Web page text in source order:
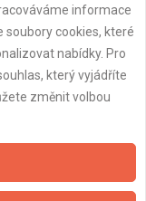
údajů
cookie
informace
soubory cookies, které
nabídky. Pro
který vyjádříte
změnit volbou